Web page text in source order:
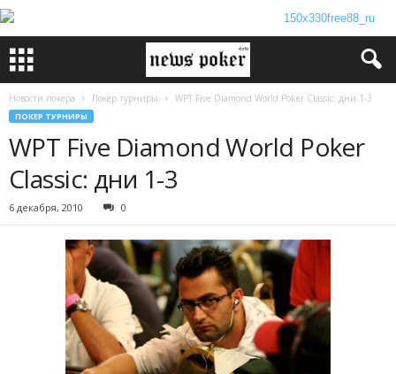
Новости покера Покер турниры WPT Five Diamond World Poker Classic: дни 1-3
ПОКЕР ТУРНИРЫ
WPT Five Diamond World Poker
Classic: дни 1-3
6 декабря, 2010 0